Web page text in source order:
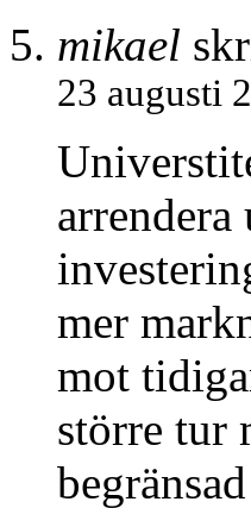
mikael
23 augusti
mer
mot
större tur